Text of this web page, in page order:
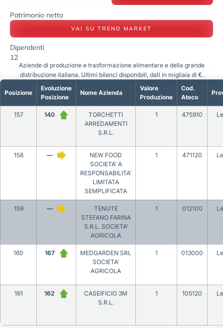
Patrimonio netto
VAI SU TREND MARKET
Dipendenti
12
Posizione
Evoluzione
Posizione
Nome Azienda
Valore
Produzione
Cod.
Ateco
157 140
TORCHETTI
ARREDAMENTI
S.R.L.
1 475910
158 —
NEW FOOD
SOCIETA’ A
RESPONSABILITA’
LIMITATA
SEMPLIFICATA
1 471120
159 —
TENUTE
STEFANO FARINA
S.R.L. SOCIETA’
AGRICOLA
1 012100
160 167
MEDGARDEN SRL
SOCIETA’
AGRICOLA
1 013000
161 162
CASEIFICIO 3M
S.R.L.
1 105120
Aziende di produzione e trasformazione alimentare e della grande
distribuzione italiana. Ultimi bilanci disponibili, dati in migliaia di €.